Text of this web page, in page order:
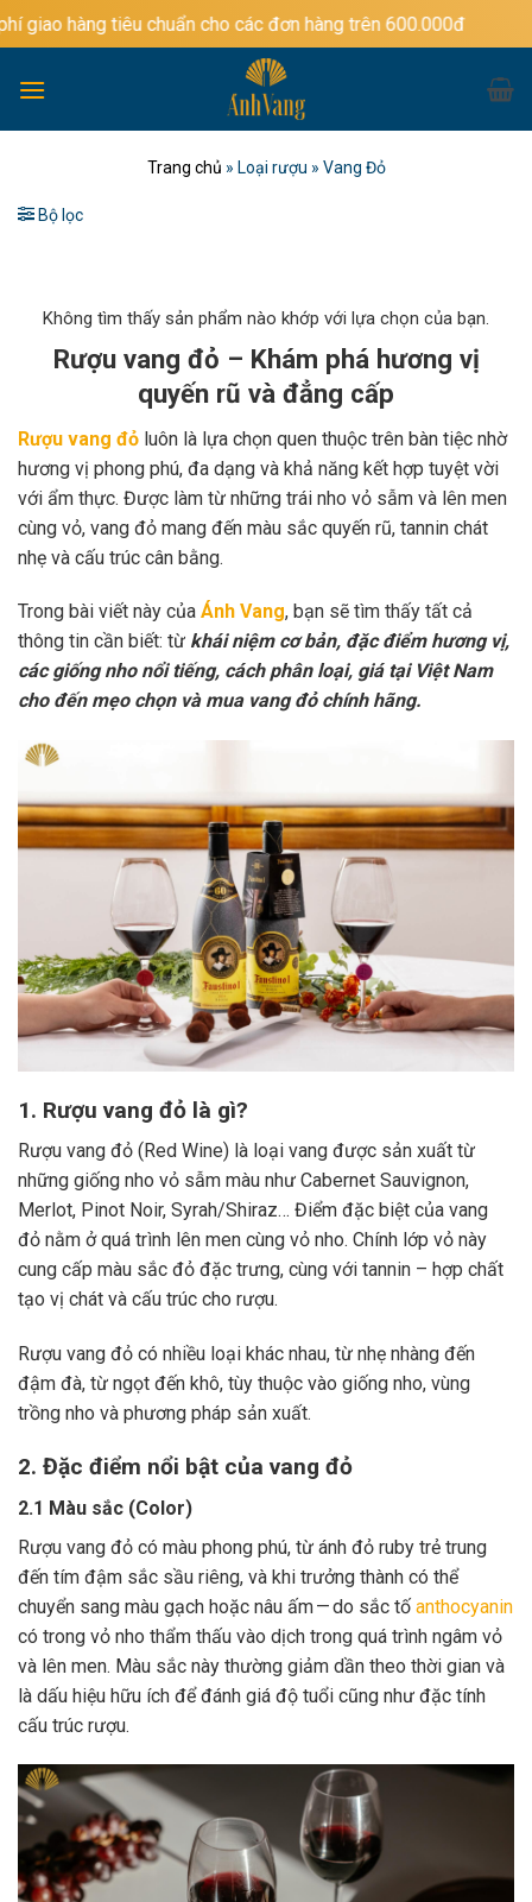
Bỏ
qua
dung
chuẩn cho các đơn hàng trên 600.000đ
Trang chủ » Loại rượu » Vang Đỏ
Bộ lọc
Không tìm thấy sản phẩm nào khớp với lựa chọn của bạn.
Rượu vang đỏ – Khám phá hương vị
quyến rũ và đẳng cấp
Rượu vang đỏ luôn là lựa chọn quen thuộc trên bàn tiệc nhờ
hương vị phong phú, đa dạng và khả năng kết hợp tuyệt vời
với ẩm thực. Được làm từ những trái nho vỏ sẫm và lên men
cùng vỏ, vang đỏ mang đến màu sắc quyến rũ, tannin chát
nhẹ và cấu trúc cân bằng.
Trong bài viết này của Ánh Vang, bạn sẽ tìm thấy tất cả
thông tin cần biết: từ khái niệm cơ bản, đặc điểm hương vị,
các giống nho nổi tiếng, cách phân loại, giá tại Việt Nam
cho đến mẹo chọn và mua vang đỏ chính hãng.
1. Rượu vang đỏ là gì?
Rượu vang đỏ (Red Wine) là loại vang được sản xuất từ
những giống nho vỏ sẫm màu như Cabernet Sauvignon,
Merlot, Pinot Noir, Syrah/Shiraz… Điểm đặc biệt của vang
đỏ nằm ở quá trình lên men cùng vỏ nho. Chính lớp vỏ này
cung cấp màu sắc đỏ đặc trưng, cùng với tannin – hợp chất
tạo vị chát và cấu trúc cho rượu.
Rượu vang đỏ có nhiều loại khác nhau, từ nhẹ nhàng đến
đậm đà, từ ngọt đến khô, tùy thuộc vào giống nho, vùng
trồng nho và phương pháp sản xuất.
2. Đặc điểm nổi bật của vang đỏ
2.1 Màu sắc (Color)
Rượu vang đỏ có màu phong phú, từ ánh đỏ ruby trẻ trung
đến tím đậm sắc sầu riêng, và khi trưởng thành có thể
chuyển sang màu gạch hoặc nâu ấm — do sắc tố anthocyanin
có trong vỏ nho thẩm thấu vào dịch trong quá trình ngâm vỏ
và lên men. Màu sắc này thường giảm dần theo thời gian và
là dấu hiệu hữu ích để đánh giá độ tuổi cũng như đặc tính
cấu trúc rượu.